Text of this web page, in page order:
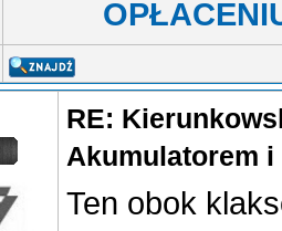
RE:
Akumulatorem
Ten obok